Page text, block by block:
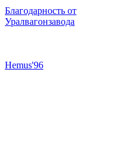
Благодарность от
Уралвагонзавода
Hemus'96